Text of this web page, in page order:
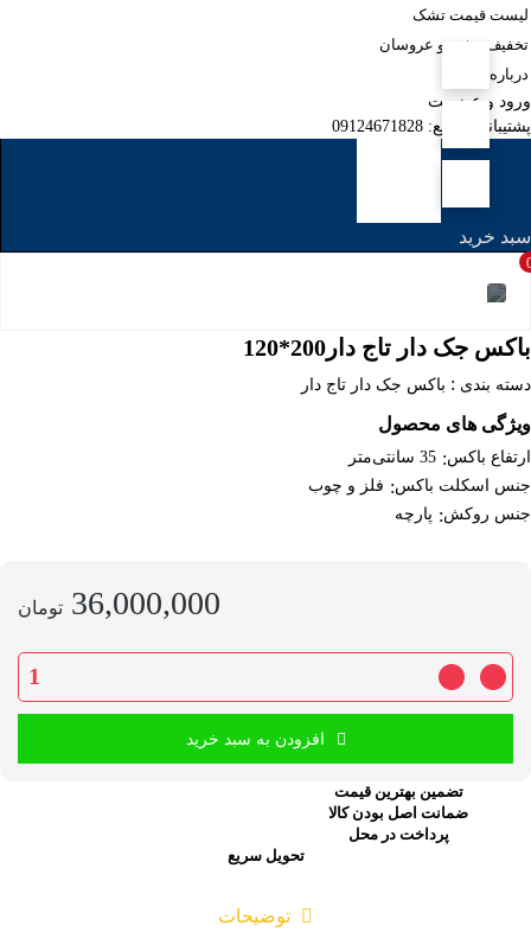
لیست قیمت تشک
تخفیف ویژه نو عروسان
درباره ما
ورود و عضویت
پشتیبانی سریع: 09124671828
سبد خرید
باکس جک دار تاج دار200*120
دسته بندی : باکس جک دار تاج دار
ویژگی های محصول
ارتفاع باکس: 35 سانتی‌متر
جنس اسکلت باکس: فلز و چوب
جنس روکش: پارچه
36,000,000 تومان
افزودن به سبد خرید
تضمین بهترین قیمت
ضمانت اصل بودن کالا
پرداخت در محل
تحویل سریع
توضیحات